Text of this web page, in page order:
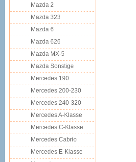
Mazda 2
Mazda 323
Mazda 6
Mazda 626
Mazda MX-5
Mazda Sonstige
Mercedes 190
Mercedes 200-230
Mercedes 240-320
Mercedes A-Klasse
Mercedes C-Klasse
Mercedes Cabrio
Mercedes E-Klasse